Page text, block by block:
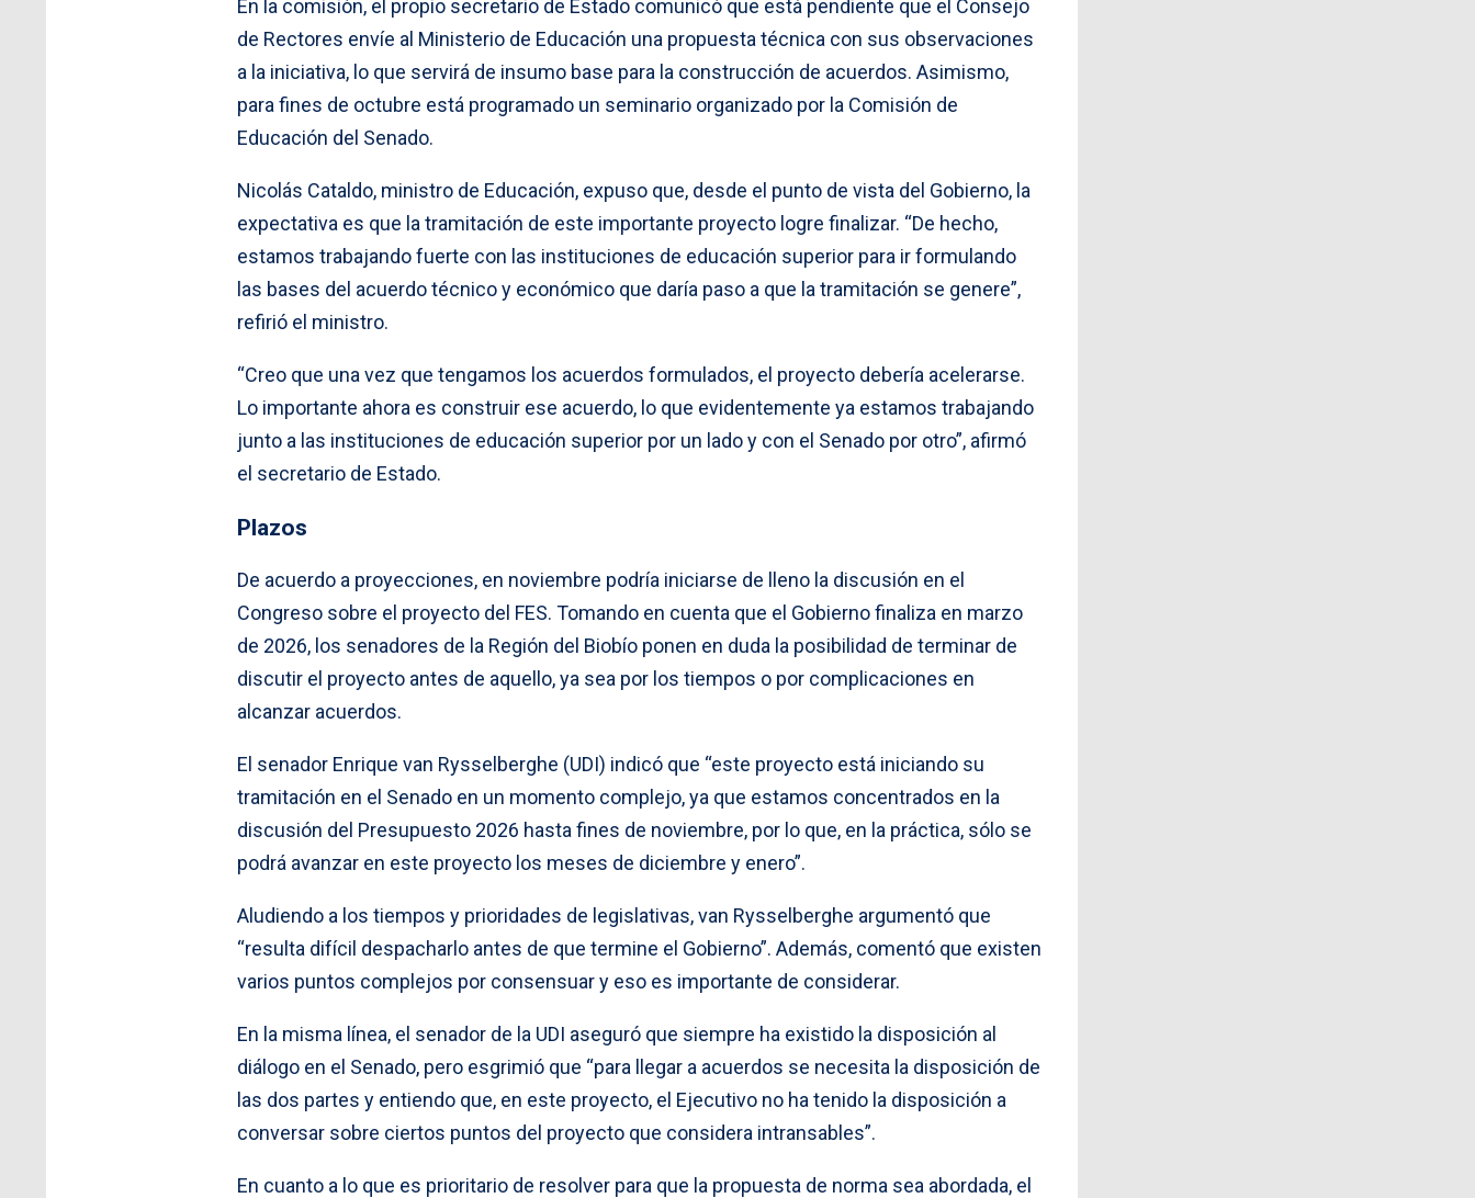
En la comisión, el propio secretario de Estado comunicó que está pendiente que el Consejo
de Rectores envíe al Ministerio de Educación una propuesta técnica con sus observaciones
a la iniciativa, lo que servirá de insumo base para la construcción de acuerdos. Asimismo,
para fines de octubre está programado un seminario organizado por la Comisión de
Educación del Senado.
Nicolás Cataldo, ministro de Educación, expuso que, desde el punto de vista del Gobierno, la
expectativa es que la tramitación de este importante proyecto logre finalizar. “De hecho,
estamos trabajando fuerte con las instituciones de educación superior para ir formulando
las bases del acuerdo técnico y económico que daría paso a que la tramitación se genere”,
refirió el ministro.
“Creo que una vez que tengamos los acuerdos formulados, el proyecto debería acelerarse.
Lo importante ahora es construir ese acuerdo, lo que evidentemente ya estamos trabajando
junto a las instituciones de educación superior por un lado y con el Senado por otro”, afirmó
el secretario de Estado.
Plazos
De acuerdo a proyecciones, en noviembre podría iniciarse de lleno la discusión en el
Congreso sobre el proyecto del FES. Tomando en cuenta que el Gobierno finaliza en marzo
de 2026, los senadores de la Región del Biobío ponen en duda la posibilidad de terminar de
discutir el proyecto antes de aquello, ya sea por los tiempos o por complicaciones en
alcanzar acuerdos.
El senador Enrique van Rysselberghe (UDI) indicó que “este proyecto está iniciando su
tramitación en el Senado en un momento complejo, ya que estamos concentrados en la
discusión del Presupuesto 2026 hasta fines de noviembre, por lo que, en la práctica, sólo se
podrá avanzar en este proyecto los meses de diciembre y enero”.
Aludiendo a los tiempos y prioridades de legislativas, van Rysselberghe argumentó que
“resulta difícil despacharlo antes de que termine el Gobierno”. Además, comentó que existen
varios puntos complejos por consensuar y eso es importante de considerar.
En la misma línea, el senador de la UDI aseguró que siempre ha existido la disposición al
diálogo en el Senado, pero esgrimió que “para llegar a acuerdos se necesita la disposición de
las dos partes y entiendo que, en este proyecto, el Ejecutivo no ha tenido la disposición a
conversar sobre ciertos puntos del proyecto que considera intransables”.
En cuanto a lo que es prioritario de resolver para que la propuesta de norma sea abordada, el